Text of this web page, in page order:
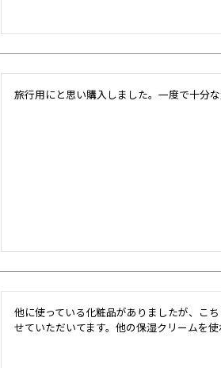
旅行用にと思い購入しました。一度で十分
他に使っている化粧品がありましたが、こ
せていただいてます。他の保湿クリームを